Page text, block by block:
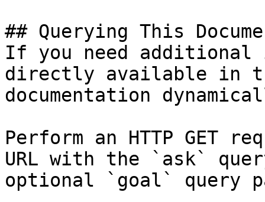
## Querying This
If you need
directly available in
documentation
Perform an HTTP GET
URL with the `ask`
optional `goal` query